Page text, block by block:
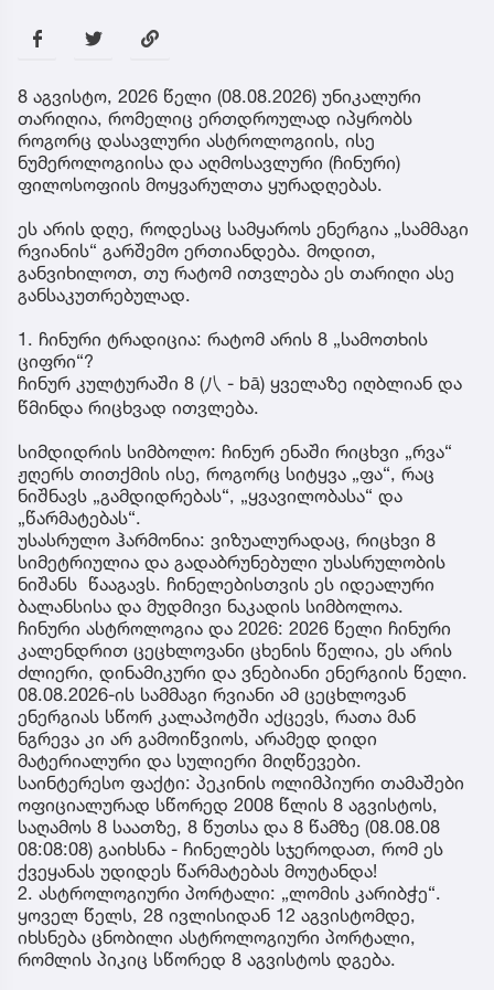
8 აგვისტო, 2026 წელი (08.08.2026) უნიკალური
თარიღია, რომელიც ერთდროულად იპყრობს
როგორც დასავლური ასტროლოგიის, ისე
ნუმეროლოგიისა და აღმოსავლური (ჩინური)
ფილოსოფიის მოყვარულთა ყურადღებას.
ეს არის დღე, როდესაც სამყაროს ენერგია „სამმაგი
რვიანის“ გარშემო ერთიანდება. მოდით,
განვიხილოთ, თუ რატომ ითვლება ეს თარიღი ასე
განსაკუთრებულად.
1. ჩინური ტრადიცია: რატომ არის 8 „სამოთხის
ციფრი“?
ჩინურ კულტურაში 8 (八 - bā) ყველაზე იღბლიან და
წმინდა რიცხვად ითვლება.
სიმდიდრის სიმბოლო: ჩინურ ენაში რიცხვი „რვა“
ჟღერს თითქმის ისე, როგორც სიტყვა „ფა“, რაც
ნიშნავს „გამდიდრებას“, „ყვავილობასა“ და
„წარმატებას“.
უსასრულო ჰარმონია: ვიზუალურადაც, რიცხვი 8
სიმეტრიულია და გადაბრუნებული უსასრულობის
ნიშანს წააგავს. ჩინელებისთვის ეს იდეალური
ბალანსისა და მუდმივი ნაკადის სიმბოლოა.
ჩინური ასტროლოგია და 2026: 2026 წელი ჩინური
კალენდრით ცეცხლოვანი ცხენის წელია, ეს არის
ძლიერი, დინამიკური და ვნებიანი ენერგიის წელი.
08.08.2026-ის სამმაგი რვიანი ამ ცეცხლოვან
ენერგიას სწორ კალაპოტში აქცევს, რათა მან
ნგრევა კი არ გამოიწვიოს, არამედ დიდი
მატერიალური და სულიერი მიღწევები.
საინტერესო ფაქტი: პეკინის ოლიმპიური თამაშები
ოფიციალურად სწორედ 2008 წლის 8 აგვისტოს,
საღამოს 8 საათზე, 8 წუთსა და 8 წამზე (08.08.08
08:08:08) გაიხსნა - ჩინელებს სჯეროდათ, რომ ეს
ქვეყანას უდიდეს წარმატებას მოუტანდა!
2. ასტროლოგიური პორტალი: „ლომის კარიბჭე“.
ყოველ წელს, 28 ივლისიდან 12 აგვისტომდე,
იხსნება ცნობილი ასტროლოგიური პორტალი,
რომლის პიკიც სწორედ 8 აგვისტოს დგება.